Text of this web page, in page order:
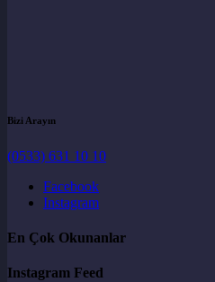
Bizi Arayın
(0533) 631 10 10
Facebook
Instagram
En Çok Okunanlar
Instagram Feed